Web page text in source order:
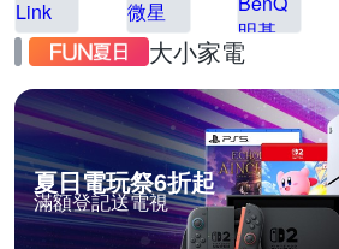
大小家電
夏日電玩祭6折起
滿額登記送電視